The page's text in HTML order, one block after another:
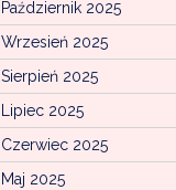
Październik 2025
Wrzesień 2025
Sierpień 2025
Lipiec 2025
Czerwiec 2025
Maj 2025